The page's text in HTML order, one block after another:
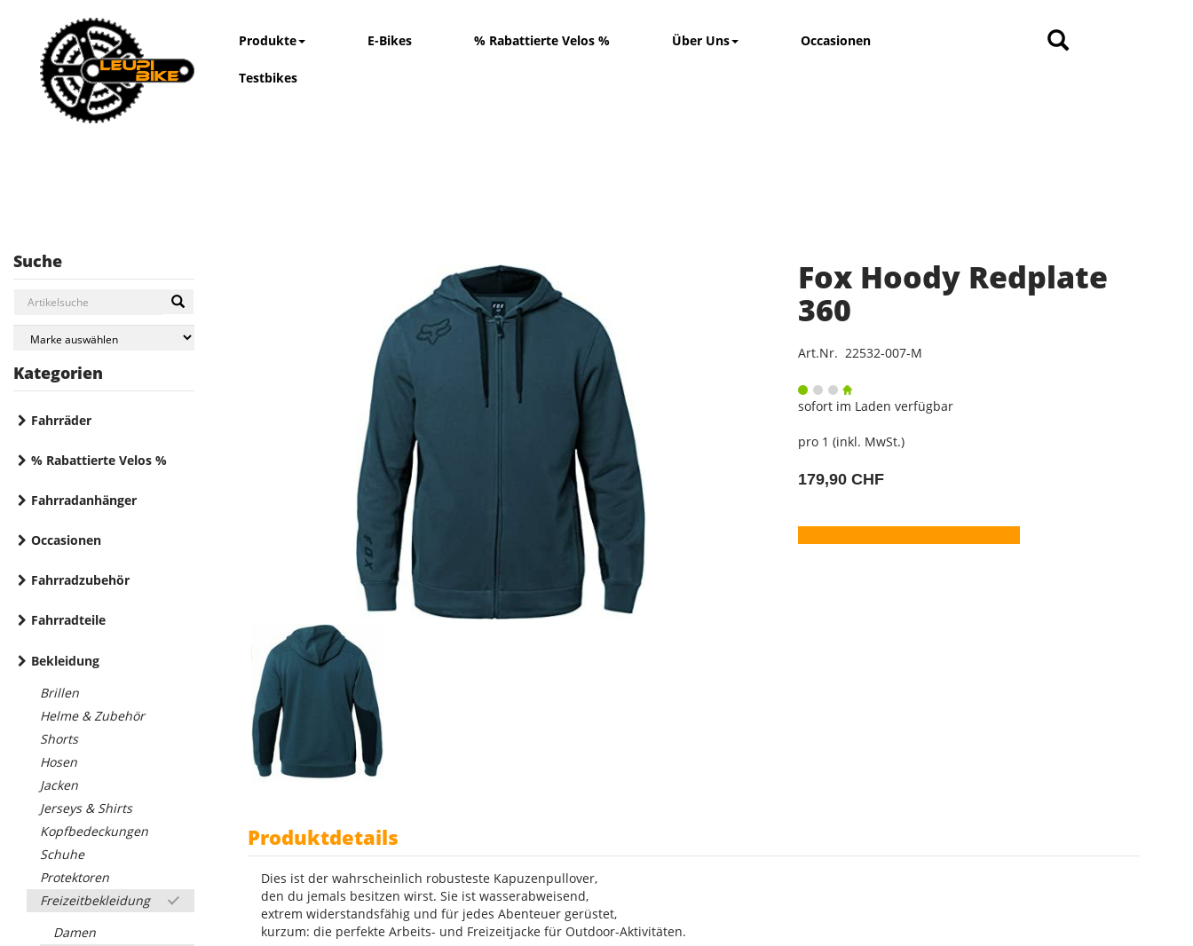
Produkte E-Bikes % Rabattierte Velos % Über Uns Occasionen
Testbikes
Suche
Kategorien
Fahrräder
% Rabattierte Velos %
Fahrradanhänger
Occasionen
Fahrradzubehör
Fahrradteile
Bekleidung
Brillen
Helme & Zubehör
Shorts
Hosen
Jacken
Jerseys & Shirts
Kopfbedeckungen
Schuhe
Protektoren
Freizeitbekleidung
Damen
Fox Hoody Redplate
360
Art.Nr. 22532-007-M
sofort im Laden verfügbar
pro 1 (inkl. MwSt.)
179,90 CHF
Produktdetails
Dies ist der wahrscheinlich robusteste Kapuzenpullover,
den du jemals besitzen wirst. Sie ist wasserabweisend,
extrem widerstandsfähig und für jedes Abenteuer gerüstet,
kurzum: die perfekte Arbeits- und Freizeitjacke für Outdoor-Aktivitäten.